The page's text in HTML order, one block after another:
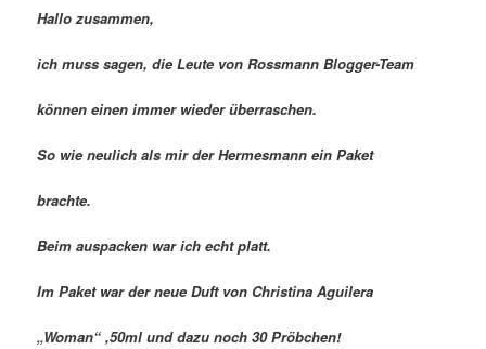
Hallo zusammen,
ich muss sagen, die Leute von Rossmann Blogger-Team
können einen immer wieder überraschen.
So wie neulich als mir der Hermesmann ein Paket
brachte.
Beim auspacken war ich echt platt.
Im Paket war der neue Duft von Christina Aguilera
„Woman“ ,50ml und dazu noch 30 Pröbchen!